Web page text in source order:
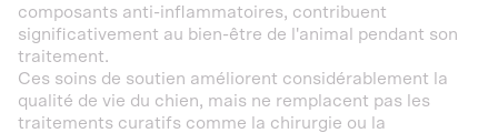
composants anti-inflammatoires, contribuent
significativement au bien-être de l'animal pendant son
traitement.
Ces soins de soutien améliorent considérablement la
qualité de vie du chien, mais ne remplacent pas les
traitements curatifs comme la chirurgie ou la